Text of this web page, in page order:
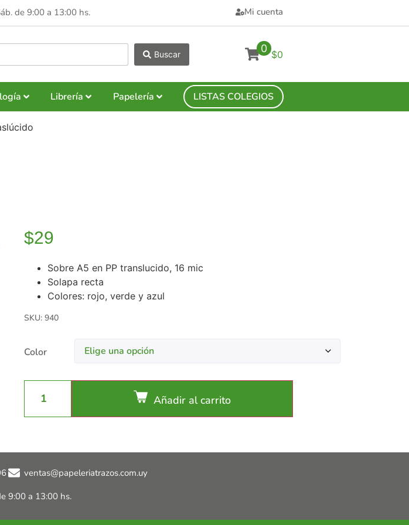
de 9:00 a 13:00 hs. Mi cuenta
Buscar 0 $0
Librería Papelería LISTAS COLEGIOS
$29
Sobre A5 en PP translucido, 16 mic
Solapa recta
Colores: rojo, verde y azul
SKU: 940
Color
Añadir al carrito
ventas@papeleriatrazos.com.uy
9:00 a 13:00 hs.